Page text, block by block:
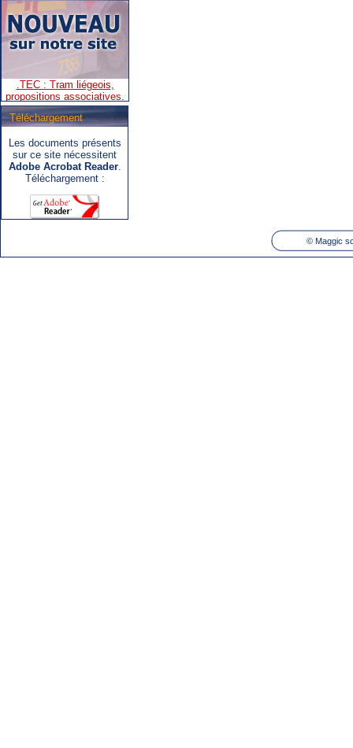
.TEC : Tram liégeois,
propositions associatives.
.SNCB - TEC : Système de
correspondance ARIbus.
Téléchargement
Les documents présents
sur ce site nécessitent
Adobe Acrobat Reader.
Téléchargement :
© Maggic